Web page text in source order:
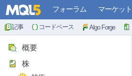
フォーラム マーケット
記事 コードベース Algo Forge
概要
株